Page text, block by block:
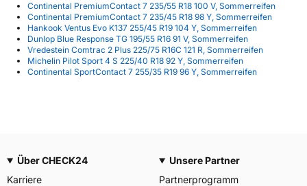
Continental PremiumContact 7 235/55 R18 100 V, Sommerreifen
Continental PremiumContact 7 235/45 R18 98 Y, Sommerreifen
Hankook Ventus Evo K137 255/45 R19 104 Y, Sommerreifen
Dunlop Blue Response TG 195/55 R16 91 V, Sommerreifen
Vredestein Comtrac 2 Plus 225/75 R16C 121 R, Sommerreifen
Michelin Pilot Sport 4 S 225/40 R18 92 Y, Sommerreifen
Continental SportContact 7 255/35 R19 96 Y, Sommerreifen
Über CHECK24
Karriere
Unsere Partner
Partnerprogramm